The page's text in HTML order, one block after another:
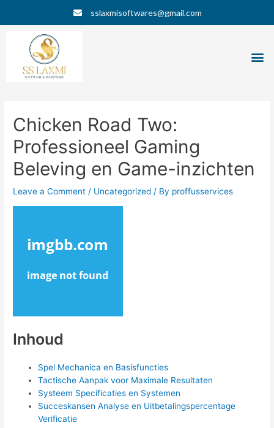
sslaxmisoftwares@gmail.com
Chicken Road Two:
Professioneel Gaming
Beleving en Game-inzichten
Leave a Comment / Uncategorized / By proffusservices
Inhoud
Spel Mechanica en Basisfuncties
Tactische Aanpak voor Maximale Resultaten
Systeem Specificaties en Systemen
Succeskansen Analyse en Uitbetalingspercentage
Verificatie